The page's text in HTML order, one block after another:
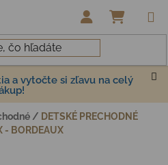
a vytočte si zľavu na celý
/ DETSKÉ PRECHODNÉ
- BORDEAUX